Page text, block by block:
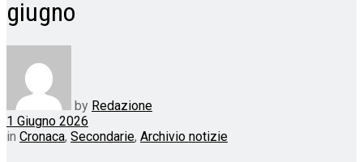
giugno
by Redazione
1 Giugno 2026
in Cronaca, Secondarie, Archivio notizie